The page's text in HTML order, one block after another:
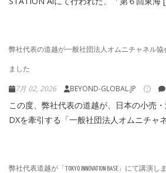
弊社代表の道越が一般社団法人オムニチャネル協
ました
7月 02, 2026 BEYOND-GLOBAL.JP
この度、弊社代表の道越が、日本の小売
DXを牽引する「一般社団法人オムニチャ
弊社代表道越が「TOKYO INNOVATION BASE」にて講演し